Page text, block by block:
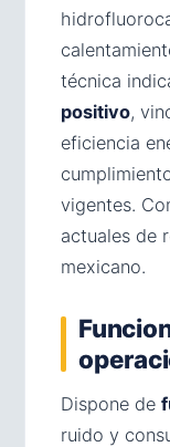
técnica
positivo,
eficiencia
vigentes.
actuales de
mexicano.
Dispone de
ruido y